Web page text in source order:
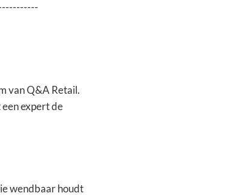
van Q&A Retail.
expert de
wendbaar houdt